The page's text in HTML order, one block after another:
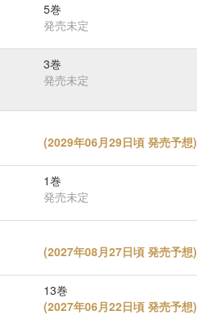
5巻
発売未定
3巻
発売未定
(2029年06月29日頃 発売予想)
1巻
発売未定
(2027年08月27日頃 発売予想)
13巻
(2027年06月22日頃 発売予想)